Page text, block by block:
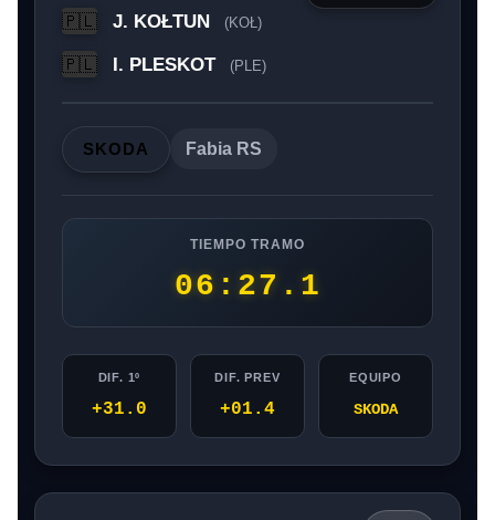
🇵🇱 J. KOŁTUN (KOŁ)
🇵🇱 I. PLESKOT (PLE)
SKODA Fabia RS
TIEMPO TRAMO
06:27.1
DIF. 1º
+31.0
DIF. PREV
+01.4
EQUIPO
SKODA